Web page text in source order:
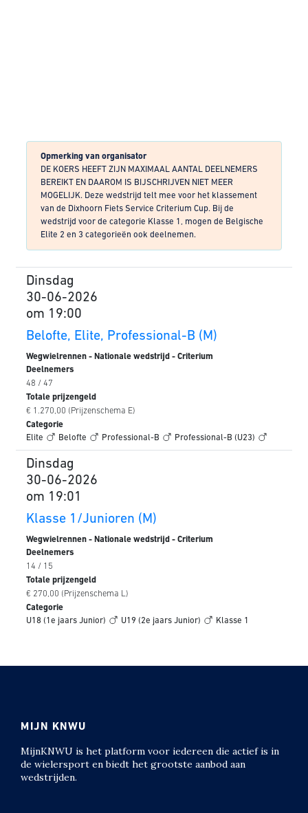
Opmerking van organisator
DE KOERS HEEFT ZIJN MAXIMAAL AANTAL DEELNEMERS
BEREIKT EN DAAROM IS BIJSCHRIJVEN NIET MEER
MOGELIJK. Deze wedstrijd telt mee voor het klassement
van de Dixhoorn Fiets Service Criterium Cup. Bij de
wedstrijd voor de categorie Klasse 1, mogen de Belgische
Elite 2 en 3 categorieën ook deelnemen.
Dinsdag
30-06-2026
om 19:00
Belofte, Elite, Professional-B (M)
Wegwielrennen - Nationale wedstrijd - Criterium
Deelnemers
48 / 47
Totale prijzengeld
€ 1.270,00 (Prijzenschema E)
Categorie
Elite
Belofte Professional-B Professional-B (U23)
Dinsdag
30-06-2026
om 19:01
Klasse 1/Junioren (M)
Wegwielrennen - Nationale wedstrijd - Criterium
Deelnemers
14 / 15
Totale prijzengeld
€ 270,00 (Prijzenschema L)
Categorie
U18 (1e jaars Junior)
U19 (2e jaars Junior) Klasse 1
MIJN KNWU
MijnKNWU is het platform voor iedereen die actief is in
de wielersport en biedt het grootste aanbod aan
wedstrijden.